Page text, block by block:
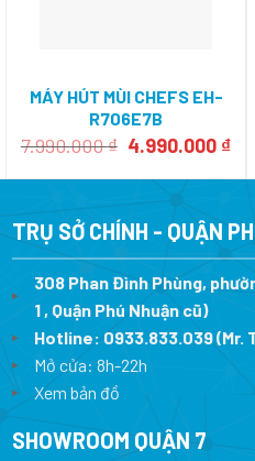
MÁY HÚT MÙI CHEFS EH-
R706E7B
7.990.000₫ Giá
là:
4.990.000 ₫
tại
TRỤ SỞ CHÍNH - QUẬN
308 Phan Đình Phùng,
1 , Quận Phú Nhuận cũ)
Hotline: 0933.833.039(Mr.
Mở cửa: 8h-22h
Xem bản đồ
SHOWROOM QUẬN 7